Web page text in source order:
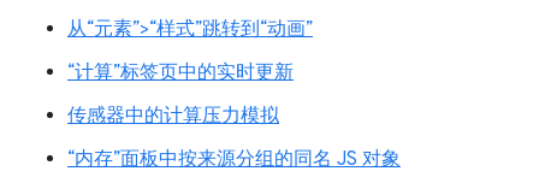
从“元素”>“样式”跳转到“动画”
“计算”标签页中的实时更新
传感器中的计算压力模拟
“内存”面板中按来源分组的同名 JS 对象